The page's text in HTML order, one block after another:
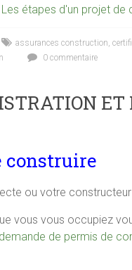
Les étapes d'un projet de
assurances construction,
0 commentaire
ET
construire
ou votre
vous vous occupiez
demande de permis de